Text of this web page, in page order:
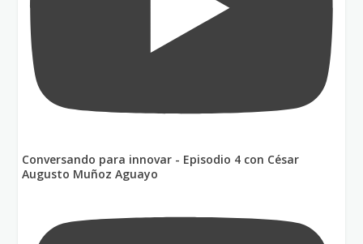
Conversando para innovar - Episodio 4 con César
Augusto Muñoz Aguayo